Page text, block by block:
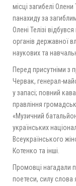
місці загибелі
панахиду за
Олені Телізі
органів державної
наукових та
Перед присутніми з
Червак, генерал-
у запасі; повний
правління
«Музичний
українських
Всеукраїнського
Котенко та інші.
Промовці нагадали
поетеси, силу слова